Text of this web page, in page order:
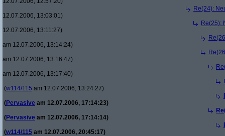
Re(24):
12.07.2006, 13:03:01)
Re(25):
12.07.2006, 13:11:27)
am 12.07.2006, 13:14:24)
am 12.07.2006, 13:16:47)
am 12.07.2006, 13:17:40)
(w114/115 am 12.07.2006, 13:24:27)
(Pervasive am 12.07.2006, 17:14:23)
(Pervasive am 12.07.2006, 17:14:14)
(w114/115 am 12.07.2006, 20:45:17)